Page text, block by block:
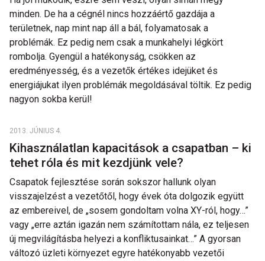
minden. De ha a cégnél nincs hozzáértő gazdája a
területnek, nap mint nap áll a bál, folyamatosak a
problémák. Ez pedig nem csak a munkahelyi légkört
rombolja. Gyengül a hatékonyság, csökken az
eredményesség, és a vezetők értékes idejüket és
energiájukat ilyen problémák megoldásával töltik. Ez pedig
nagyon sokba kerül!
2013. JÚNIUS 4.
Kihasználatlan kapacitások a csapatban – ki
tehet róla és mit kezdjünk vele?
Csapatok fejlesztése során sokszor hallunk olyan
visszajelzést a vezetőtől, hogy évek óta dolgozik együtt
az embereivel, de „sosem gondoltam volna XY-ról, hogy…”
vagy „erre aztán igazán nem számítottam nála, ez teljesen
új megvilágításba helyezi a konfliktusainkat…” A gyorsan
változó üzleti környezet egyre hatékonyabb vezetői